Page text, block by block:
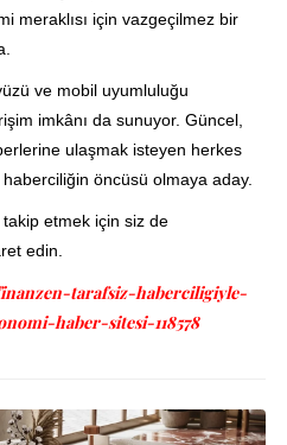
meraklısı için vazgeçilmez bir
ve mobil uyumluluğu
imkânı da sunuyor. Güncel,
ulaşmak isteyen herkes
öncüsü olmaya aday.
etmek için siz de
edin.
tarafsiz-haberciligiyle-
haber-sitesi-118578